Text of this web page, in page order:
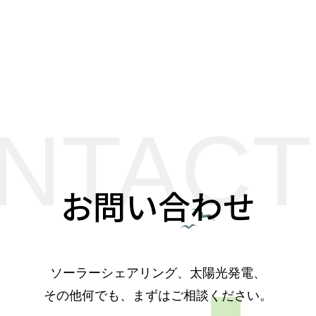
お問い合わせ
ソーラーシェアリング、太陽光発電、
その他何でも、まずはご相談ください。